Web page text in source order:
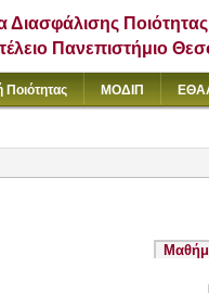
Διασφάλισης Ποιότητας
Πανεπιστήμιο
Ποιότητας ΜΟΔΙΠ